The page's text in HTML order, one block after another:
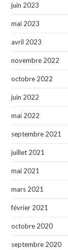
juin 2023
mai 2023
avril 2023
novembre 2022
octobre 2022
juin 2022
mai 2022
septembre 2021
juillet 2021
mai 2021
mars 2021
février 2021
octobre 2020
septembre 2020